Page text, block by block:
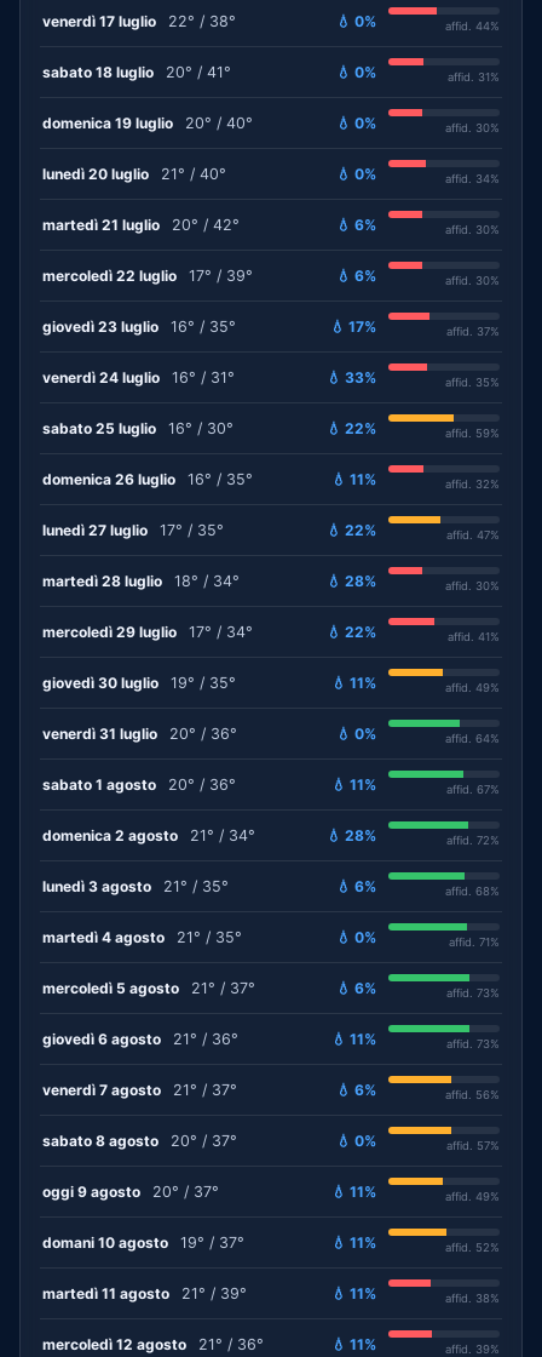
venerdì 17 luglio 22° / 38° 💧 0% affid. 44%
sabato 18 luglio 20° / 41° 💧 0% affid. 31%
domenica 19 luglio 20° / 40° 💧 0% affid. 30%
lunedì 20 luglio 21° / 40° 💧 0% affid. 34%
martedì 21 luglio 20° / 42° 💧 6% affid. 30%
mercoledì 22 luglio 17° / 39° 💧 6% affid. 30%
giovedì 23 luglio 16° / 35° 💧 17% affid. 37%
venerdì 24 luglio 16° / 31° 💧 33% affid. 35%
sabato 25 luglio 16° / 30° 💧 22% affid. 59%
domenica 26 luglio 16° / 35° 💧 11% affid. 32%
lunedì 27 luglio 17° / 35° 💧 22% affid. 47%
martedì 28 luglio 18° / 34° 💧 28% affid. 30%
mercoledì 29 luglio 17° / 34° 💧 22% affid. 41%
giovedì 30 luglio 19° / 35° 💧 11% affid. 49%
venerdì 31 luglio 20° / 36° 💧 0% affid. 64%
sabato 1 agosto 20° / 36° 💧 11% affid. 67%
domenica 2 agosto 21° / 34° 💧 28% affid. 72%
lunedì 3 agosto 21° / 35° 💧 6% affid. 68%
martedì 4 agosto 21° / 35° 💧 0% affid. 71%
mercoledì 5 agosto 21° / 37° 💧 6% affid. 73%
giovedì 6 agosto 21° / 36° 💧 11% affid. 73%
venerdì 7 agosto 21° / 37° 💧 6% affid. 56%
sabato 8 agosto 20° / 37° 💧 0% affid. 57%
oggi 9 agosto 20° / 37° 💧 11% affid. 49%
domani 10 agosto 19° / 37° 💧 11% affid. 52%
martedì 11 agosto 21° / 39° 💧 11% affid. 38%
mercoledì 12 agosto 21° / 36° 💧 11% affid. 39%